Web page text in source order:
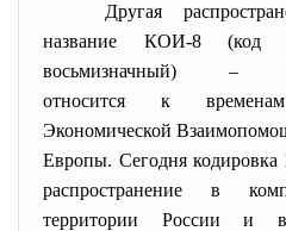
Другая
название КОИ-8 (код
восьмизначный) –
относится к
Экономической
Европы. Сегодня
распространение в
территории России и в